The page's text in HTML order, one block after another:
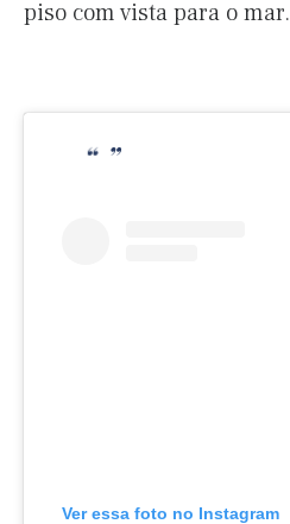
piso com vista para o mar.
Ver essa foto no Instagram